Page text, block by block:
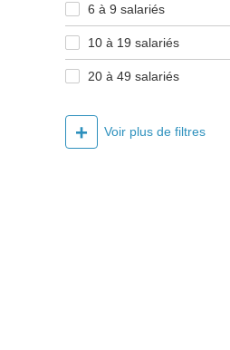
6 à 9 salariés
10 à 19 salariés
20 à 49 salariés
+ Voir plus de filtres